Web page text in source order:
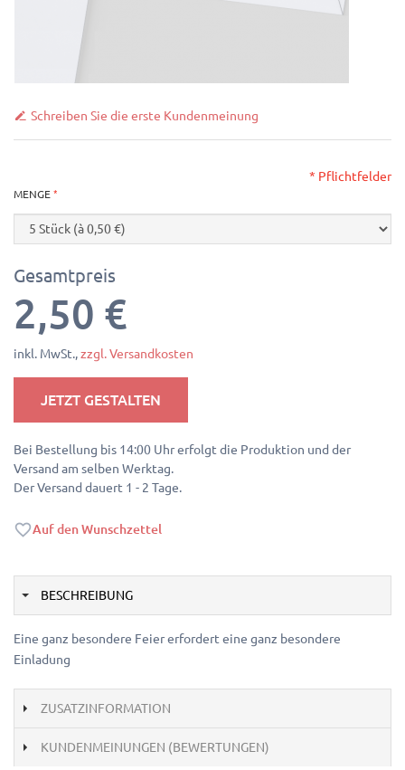
Schreiben Sie die erste Kundenmeinung
* Pflichtfelder
MENGE
Gesamtpreis
2,50 €
inkl. MwSt.,zzgl. Versandkosten
JETZT GESTALTEN
Bei Bestellung bis 14:00 Uhr erfolgt die Produktion und der
Versand am selben Werktag.
Der Versand dauert 1 - 2 Tage.
Auf den Wunschzettel
BESCHREIBUNG
Eine ganz besondere Feier erfordert eine ganz besondere
Einladung
ZUSATZINFORMATION
KUNDENMEINUNGEN (BEWERTUNGEN)